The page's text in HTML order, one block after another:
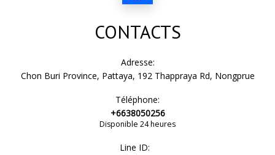
CONTACTS
Adresse:
Chon Buri Province, Pattaya, 192 Thappraya Rd, Nongprue
Téléphone:
+6638050256
Disponible 24 heures
Line ID: